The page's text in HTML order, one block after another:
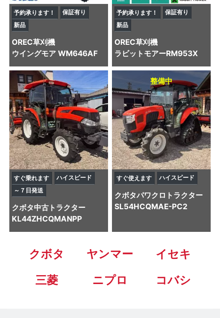
予約承ります！
保証有り
新品
OREC草刈機
ウイングモア WM646AF
予約承ります！
保証有り
新品
OREC草刈機
ラビットモアーRM953X
すぐ乗れます
ハイスピード
～７日発送
クボタ中古トラクター
KL44ZHCQMANPP
整備中
すぐ使えます ハイスピード
クボタパワクロトラクター
SL54HCQMAE-PC2
クボタ ヤンマー
イセキ
三菱
ニプロ コバシ